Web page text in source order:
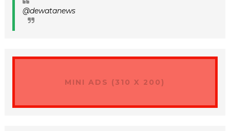
@dewatanews
MINI ADS (310 X 200)